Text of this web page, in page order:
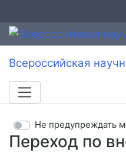
Всероссийская
Переход по
Не предупреждать